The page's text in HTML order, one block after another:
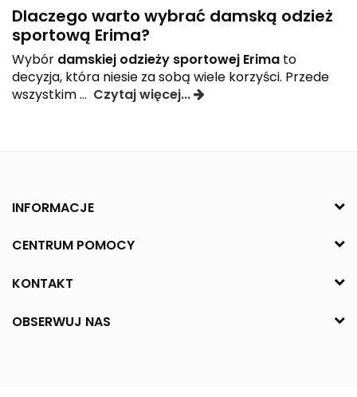
Dlaczego warto wybrać damską odzież
sportową Erima?
Wybór damskiej odzieży sportowej Erima to
decyzja, która niesie za sobą wiele korzyści. Przede
wszystkim... Czytaj więcej...
INFORMACJE
CENTRUM POMOCY
KONTAKT
OBSERWUJ NAS